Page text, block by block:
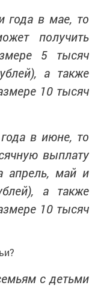
года в мае, то
получить
5 тысяч
а также
10 тысяч
в июне, то
выплату
апрель, май и
а также
10 тысяч
с детьми